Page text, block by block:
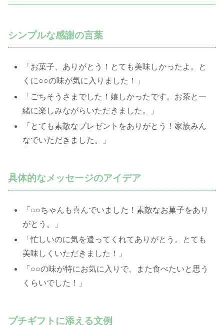
シンプルな感謝の言葉
「お菓子、ありがとう！とても美味しかったよ。と
くに○○の味が気に入りました！」
「ごちそうさまでした！嬉しかったです。お茶と一
緒に楽しみながらいただきました。」
「とても素敵なプレゼントをありがとう！家族みん
なでいただきました。」
具体的なメッセージのアイデア
「○○ちゃんも喜んでいました！素敵なお菓子をあり
がとう。」
「忙しいのに気を遣ってくれてありがとう。とても
美味しくいただきました！」
「○○の味が特にお気に入りで、また食べたいと思う
くらいでした！」
プチギフトに添える文例